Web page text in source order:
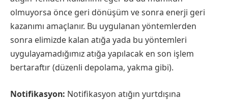
olmuyorsa önce geri dönüşüm ve sonra enerji geri
kazanımı amaçlanır. Bu uygulanan yöntemlerden
sonra elimizde kalan atığa yada bu yöntemleri
uygulayamadığımız atığa yapılacak en son işlem
bertaraftır (düzenli depolama, yakma gibi).
Notifikasyon: Notifikasyon atığın yurtdışına